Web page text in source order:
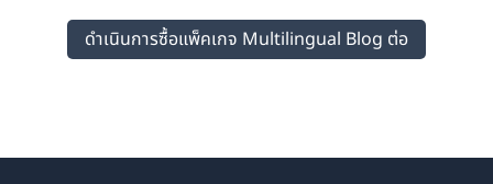
ดำเนินการซื้อแพ็คเกจ Multilingual Blog ต่อ